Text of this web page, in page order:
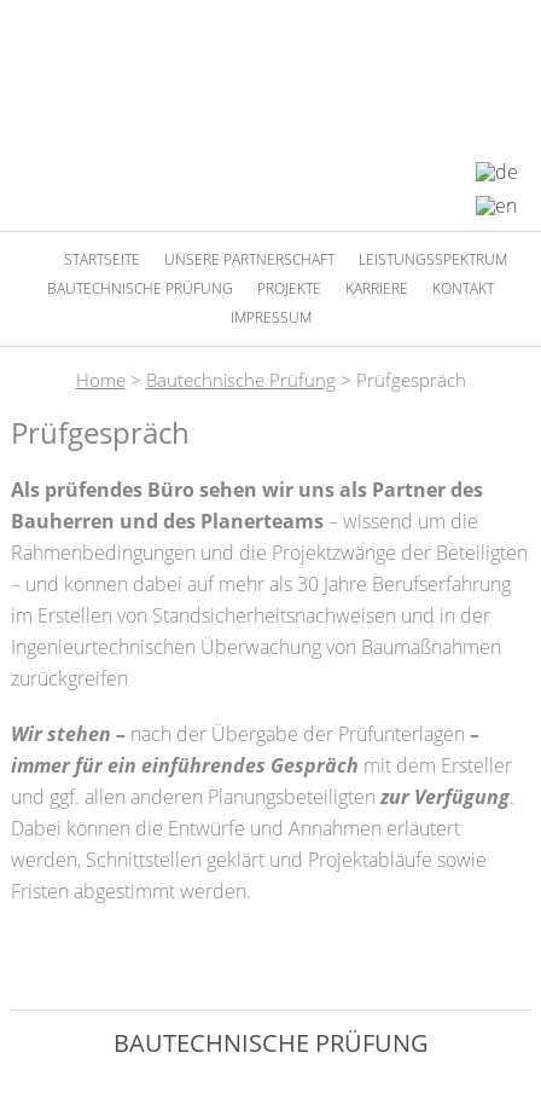
STARTSEITE UNSERE PARTNERSCHAFT
LEISTUNGSSPEKTRUM
BAUTECHNISCHE PRÜFUNG
PROJEKTE KARRIERE
KONTAKT
IMPRESSUM
Home> Bautechnische Prüfung> Prüfgespräch
Prüfgespräch
Als prüfendes Büro sehen wir uns als Partner des
Bauherren und des Planerteams– wissend um die
Rahmenbedingungen und die Projektzwänge der Beteiligten
– und können dabei auf mehr als 30 Jahre Berufserfahrung
im Erstellen von Standsicherheitsnachweisen und in der
Ingenieurtechnischen Überwachung von Baumaßnahmen
zurückgreifen
Wir stehen –nach der Übergabe der Prüfunterlagen –
immer für ein einführendes Gespräch mit dem Ersteller
und ggf. allen anderen Planungsbeteiligtenzur Verfügung.
Dabei können die Entwürfe und Annahmen erläutert
werden, Schnittstellen geklärt und Projektabläufe sowie
Fristen abgestimmt werden.
BAUTECHNISCHE PRÜFUNG